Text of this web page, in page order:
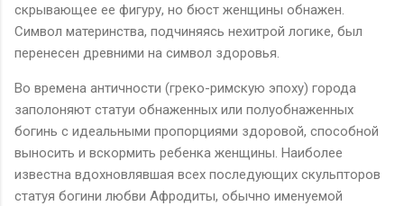
скрывающее ее фигуру, но бюст женщины обнажен.
Символ материнства, подчиняясь нехитрой логике, был
перенесен древними на символ здоровья.
Во времена античности (греко-римскую эпоху) города
заполоняют статуи обнаженных или полуобнаженных
богинь с идеальными пропорциями здоровой, способной
выносить и вскормить ребенка женщины. Наиболее
известна вдохновлявшая всех последующих скульпторов
статуя богини любви Афродиты, обычно именуемой